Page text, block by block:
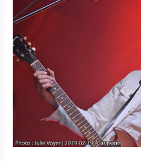
Caravane
/
Woodwolf
Carotté
(Québec)